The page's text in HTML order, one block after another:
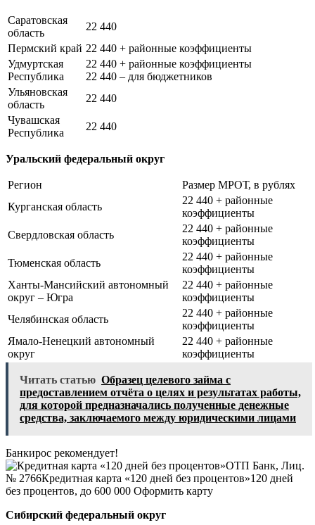
Саратовская
область
22 440
Пермский край 22 440 + районные коэффициенты
Удмуртская
Республика
22 440 + районные коэффициенты
22 440 – для бюджетников
Ульяновская
область
22 440
Чувашская
Республика
22 440
Уральский федеральный округ
Регион
Размер МРОТ, в рублях
Курганская область
22 440 + районные
коэффициенты
Свердловская область
22 440 + районные
коэффициенты
Тюменская область
22 440 + районные
коэффициенты
Ханты-Мансийский автономный
округ – Югра
22 440 + районные
коэффициенты
Челябинская область
22 440 + районные
коэффициенты
Ямало-Ненецкий автономный
округ
22 440 + районные
коэффициенты
Читать статью Образец целевого займа с
предоставлением отчёта о целях и результатах работы,
для которой предназначались полученные денежные
средства, заключаемого между юридическими лицами
Банкирос рекомендует!
ОТП Банк, Лиц.
№ 2766Кредитная карта «120 дней без процентов»120 дней
без процентов, до 600 000 Оформить карту
Сибирский федеральный округ